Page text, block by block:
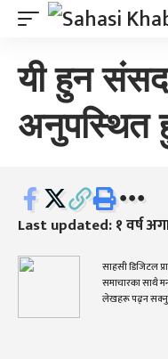
यी हुन
अनुपस्थित
Last updated: १ वर्ष
साहसी डिजिटल
समाचारका साथै
लेखहरू पढ्न